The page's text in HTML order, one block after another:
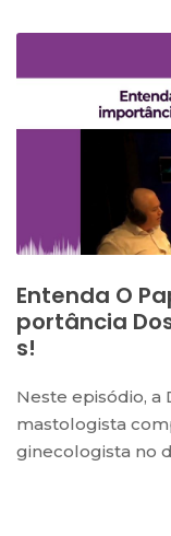
Entenda O
Portância
S!
Neste episódio, a
mastologista
ginecologista no